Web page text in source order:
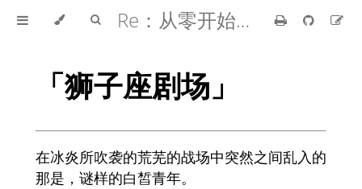
Re：从零开始的异世界生活
「狮子座剧场」
在冰炎所吹袭的荒芜的战场中突然之间乱入的
那是，谜样的白皙青年。